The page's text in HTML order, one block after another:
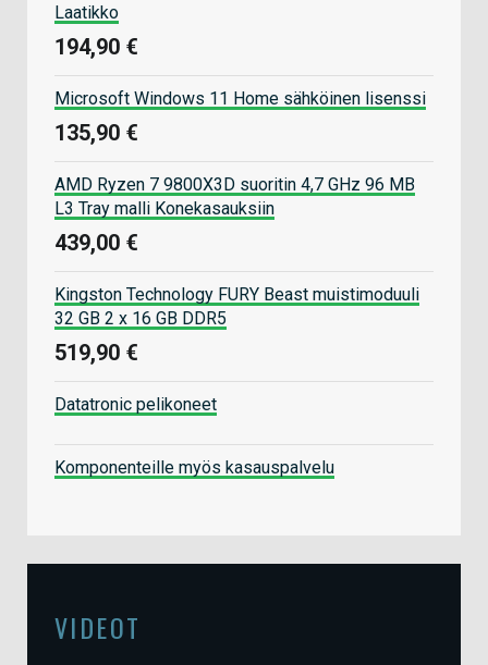
Laatikko
194,90 €
Microsoft Windows 11 Home sähköinen lisenssi
135,90 €
AMD Ryzen 7 9800X3D suoritin 4,7 GHz 96 MB
L3 Tray malli Konekasauksiin
439,00 €
Kingston Technology FURY Beast muistimoduuli
32 GB 2 x 16 GB DDR5
519,90 €
Datatronic pelikoneet
Komponenteille myös kasauspalvelu
VIDEOT